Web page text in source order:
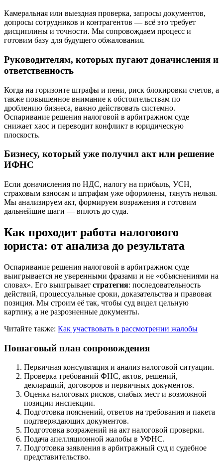
Камеральная или выездная проверка, запросы документов,
допросы сотрудников и контрагентов — всё это требует
дисциплины и точности. Мы сопровождаем процесс и
готовим базу для будущего обжалования.
Руководителям, которых пугают доначисления и
ответственность
Когда на горизонте штрафы и пени, риск блокировки счетов, а
также повышенное внимание к обстоятельствам по
дроблению бизнеса, важно действовать системно.
Оспаривание решения налоговой в арбитражном суде
снижает хаос и переводит конфликт в юридическую
плоскость.
Бизнесу, который уже получил акт или решение
ИФНС
Если доначисления по НДС, налогу на прибыль, УСН,
страховым взносам и штрафам уже оформлены, тянуть нельзя.
Мы анализируем акт, формируем возражения и готовим
дальнейшие шаги — вплоть до суда.
Как проходит работа налогового
юриста: от анализа до результата
Оспаривание решения налоговой в арбитражном суде
выигрывается не уверенными фразами и не «объяснениями на
словах». Его выигрывает стратегия: последовательность
действий, процессуальные сроки, доказательства и правовая
позиция. Мы строим её так, чтобы суд видел цельную
картину, а не разрозненные документы.
Читайте также: Как участвовать в рассмотрении жалобы
Пошаговый план сопровождения
Первичная консультация и анализ налоговой ситуации.
Проверка требований ФНС, актов, решений,
деклараций, договоров и первичных документов.
Оценка налоговых рисков, слабых мест и возможной
позиции инспекции.
Подготовка пояснений, ответов на требования и пакета
подтверждающих документов.
Подготовка возражений на акт налоговой проверки.
Подача апелляционной жалобы в УФНС.
Подготовка заявления в арбитражный суд и судебное
представительство.